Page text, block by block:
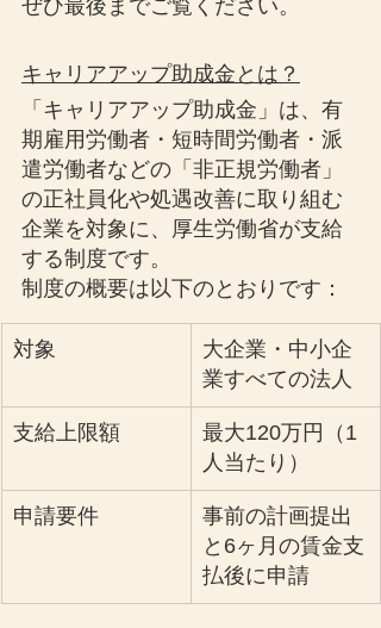
ぜひ最後までご覧ください。
キャリアアップ助成金とは？
「キャリアアップ助成金」は、有
期雇用労働者・短時間労働者・派
遣労働者などの「非正規労働者」
の正社員化や処遇改善に取り組む
企業を対象に、厚生労働省が支給
する制度です。
制度の概要は以下のとおりです：
対象
大企業・中小企
業すべての法人
支給上限額
最大120万円（1
人当たり）
申請要件
事前の計画提出
と6ヶ月の賃金支
払後に申請